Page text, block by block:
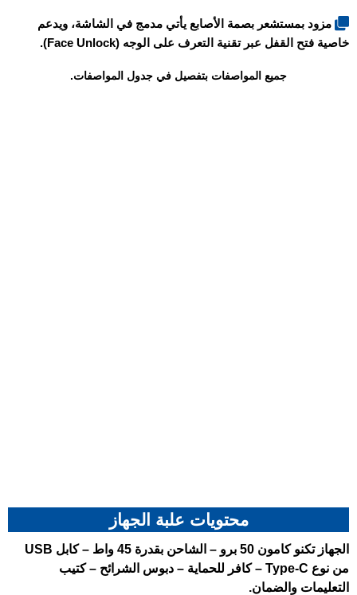
مزود بمستشعر بصمة الأصابع يأتي مدمج في الشاشة، ويدعم
خاصية فتح القفل عبر تقنية التعرف على الوجه (Face Unlock).
جميع المواصفات بتفصيل في جدول المواصفات.
محتويات علبة الجهاز
الجهازتكنو كامون 50 برو
– الشاحن بقدرة 45 واط – كابل USB
من نوع Type-C – كافر للحماية – دبوس الشرائح – كتيب
التعليمات والضمان.